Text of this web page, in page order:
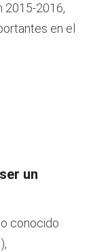
2015-2016,
en el
un
conocido